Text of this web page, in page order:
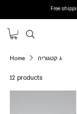
Free
Home ג קטגוריה
12 products